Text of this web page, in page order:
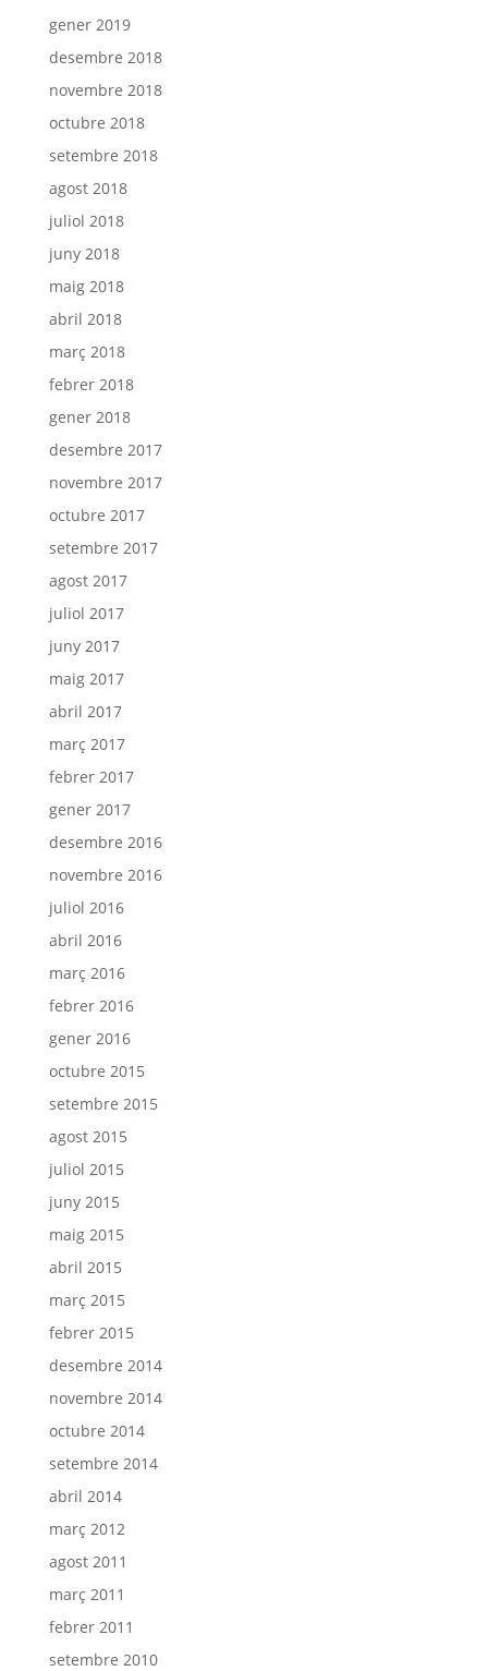
gener 2019
desembre 2018
novembre 2018
octubre 2018
setembre 2018
agost 2018
juliol 2018
juny 2018
maig 2018
abril 2018
març 2018
febrer 2018
gener 2018
desembre 2017
novembre 2017
octubre 2017
setembre 2017
agost 2017
juliol 2017
juny 2017
maig 2017
abril 2017
març 2017
febrer 2017
gener 2017
desembre 2016
novembre 2016
juliol 2016
abril 2016
març 2016
febrer 2016
gener 2016
octubre 2015
setembre 2015
agost 2015
juliol 2015
juny 2015
maig 2015
abril 2015
març 2015
febrer 2015
desembre 2014
novembre 2014
octubre 2014
setembre 2014
abril 2014
març 2012
agost 2011
març 2011
febrer 2011
setembre 2010